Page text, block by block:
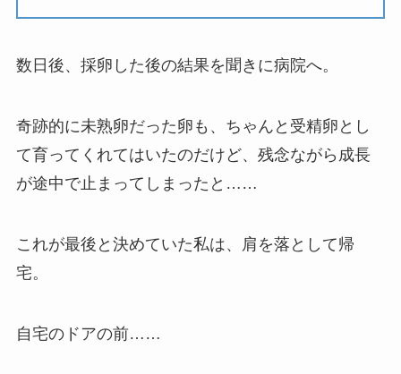
数日後、採卵した後の結果を聞きに病院へ。
奇跡的に未熟卵だった卵も、ちゃんと受精卵とし
て育ってくれてはいたのだけど、残念ながら成長
が途中で止まってしまったと……
これが最後と決めていた私は、肩を落として帰
宅。
自宅のドアの前……